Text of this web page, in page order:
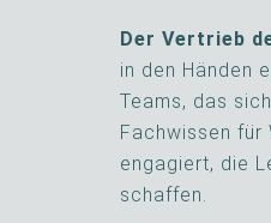
Der Vertrieb
in den Händen
Teams, das
Fachwissen für
engagiert, die
schaffen.